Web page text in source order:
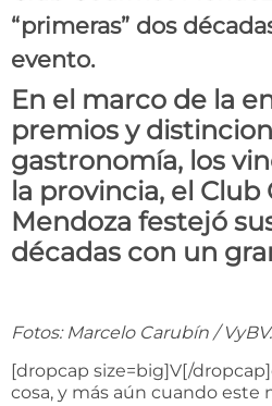
“primeras” dos
evento.
En el marco de la
premios y
gastronomía, los
la provincia, el
Mendoza festejó
décadas con un
Fotos: Marcelo Carubín / VyBV.
[dropcap size=big]V[/
cosa, y más aún cuando este